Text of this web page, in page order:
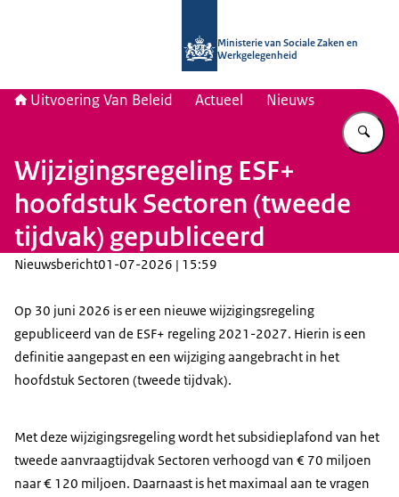
Ministerie van Sociale Zaken en
Werkgelegenheid
Uitvoering Van Beleid Actueel Nieuws
Wijzigingsregeling ESF+
hoofdstuk Sectoren (tweede
tijdvak) gepubliceerd
Nieuwsbericht01-07-2026 | 15:59
Op 30 juni 2026 is er een nieuwe wijzigingsregeling
gepubliceerd van de ESF+ regeling 2021-2027. Hierin is een
definitie aangepast en een wijziging aangebracht in het
hoofdstuk Sectoren (tweede tijdvak).
Met deze wijzigingsregeling wordt het subsidieplafond van het
tweede aanvraagtijdvak Sectoren verhoogd van € 70 miljoen
naar € 120 miljoen. Daarnaast is het maximaal aan te vragen